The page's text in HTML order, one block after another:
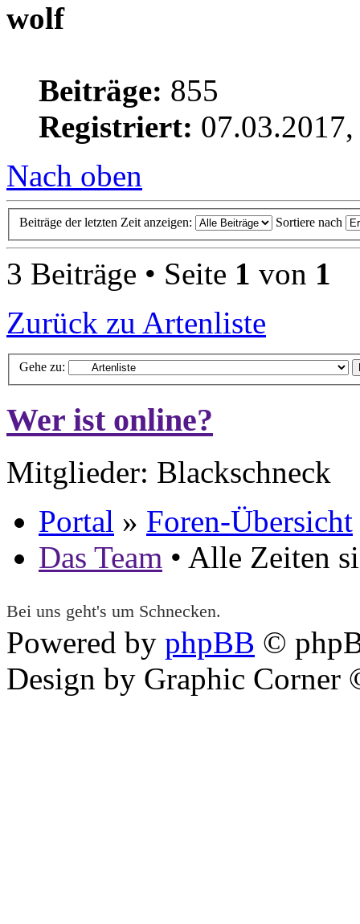
wolf
Beiträge: 855
Registriert:
Nach oben
Beiträge der letzten Zeit anzeigen: Sortiere nach
3 Beiträge • Seite 1 von 1
Zurück zu Artenliste
Gehe zu:
Wer ist online?
Mitglieder: Blackschneck
Portal » Foren-Übersicht
Das Team • Alle Zeiten
Bei uns geht's um Schnecken.
Powered by phpBB ©
Design by Graphic Corner